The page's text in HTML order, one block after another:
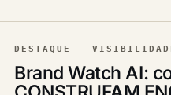
DESTAQUE —
Brand Watch AI: